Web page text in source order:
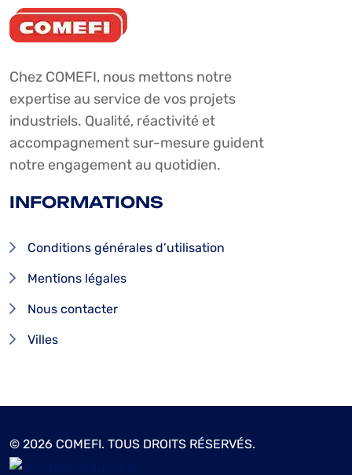
Chez COMEFI, nous mettons notre
expertise au service de vos projets
industriels. Qualité, réactivité et
accompagnement sur-mesure guident
notre engagement au quotidien.
INFORMATIONS
Conditions générales d’utilisation
Mentions légales
Nous contacter
Villes
© 2026 COMEFI. TOUS DROITS RÉSERVÉS.